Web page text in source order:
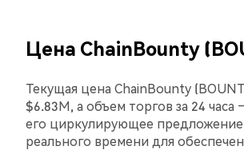
Цена ChainBounty
Текущая цена ChainBounty
$6.83M, а объем торгов за 24
его циркулирующее
реального времени для